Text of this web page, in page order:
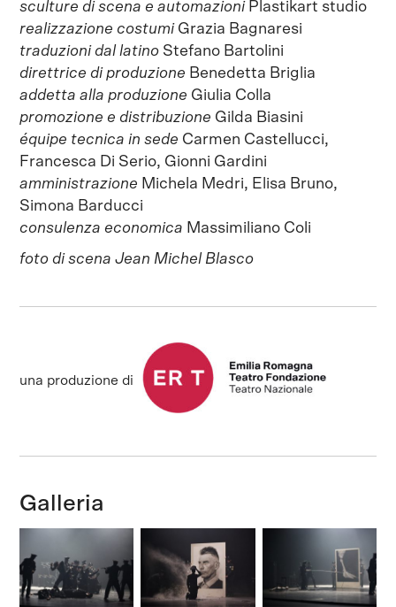
sculture di scena e automazioni Plastikart studio
realizzazione costumi Grazia Bagnaresi
traduzioni dal latino Stefano Bartolini
direttrice di produzione Benedetta Briglia
addetta alla produzione Giulia Colla
promozione e distribuzione Gilda Biasini
équipe tecnica in sede Carmen Castellucci,
Francesca Di Serio, Gionni Gardini
amministrazione Michela Medri, Elisa Bruno,
Simona Barducci
consulenza economica Massimiliano Coli
foto di scena Jean Michel Blasco
una produzione di
Galleria